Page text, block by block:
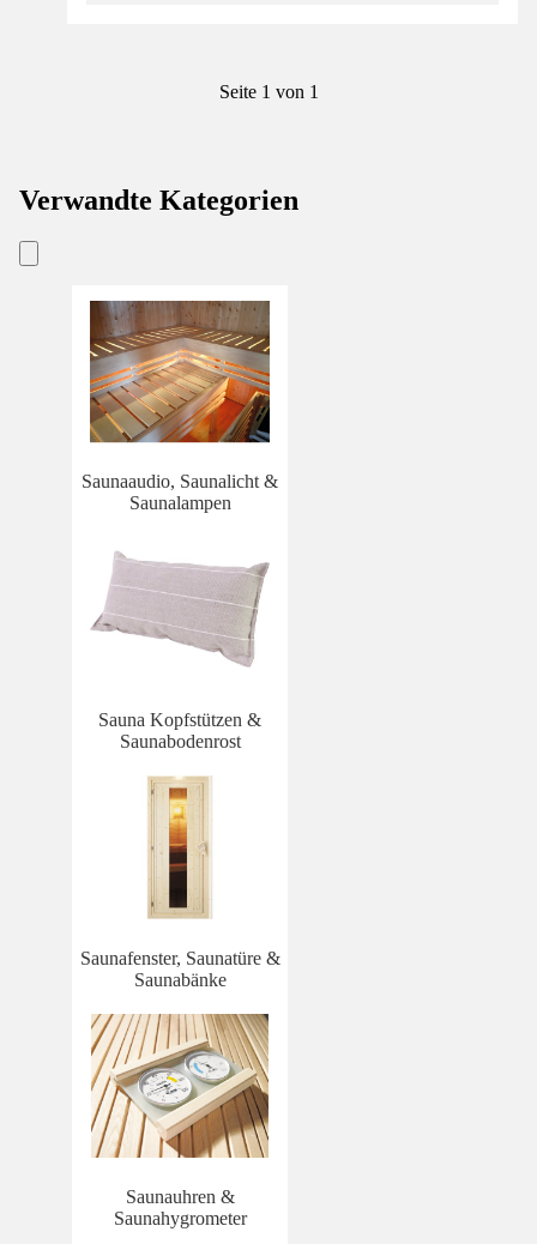
Seite 1 von 1
Verwandte Kategorien
Saunaaudio, Saunalicht &
Saunalampen
Sauna Kopfstützen &
Saunabodenrost
Saunafenster, Saunatüre &
Saunabänke
Saunauhren &
Saunahygrometer